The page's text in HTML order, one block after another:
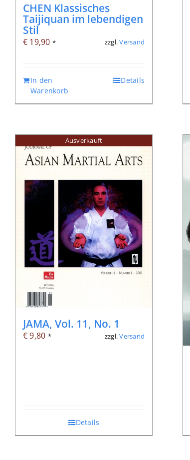
CHEN Klassisches
Taijiquan im lebendigen
Stil
€ 19,90 * zzgl.Versand
In den
Warenkorb
Details
Ausverkauft
JAMA, Vol. 11, No. 1
€9,80 * zzgl.Versand
Details